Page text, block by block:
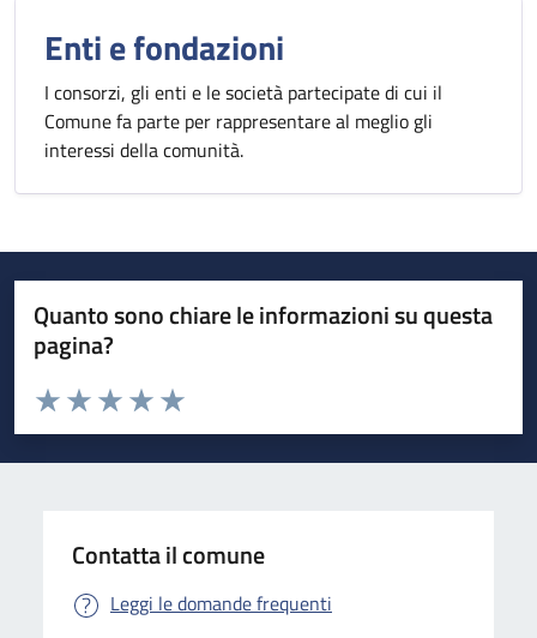
Enti e fondazioni
I consorzi, gli enti e le società partecipate di cui il
Comune fa parte per rappresentare al meglio gli
interessi della comunità.
Quanto sono chiare le informazioni su questa
pagina?
Valuta da 1 a 5 stelle la pagina
Valuta 5 stelle su 5
Valuta 4 stelle su 5
Valuta 3 stelle su 5
Valuta 2 stelle su 5
Valuta 1 stelle su 5
Contatta il comune
Leggi le domande frequenti